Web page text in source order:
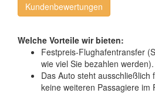
Kundenbewertungen
Welche Vorteile wir bieten:
Festpreis-Flughafentransfer
wie viel Sie bezahlen werden).
Das Auto steht ausschließlich
keine weiteren Passagiere im